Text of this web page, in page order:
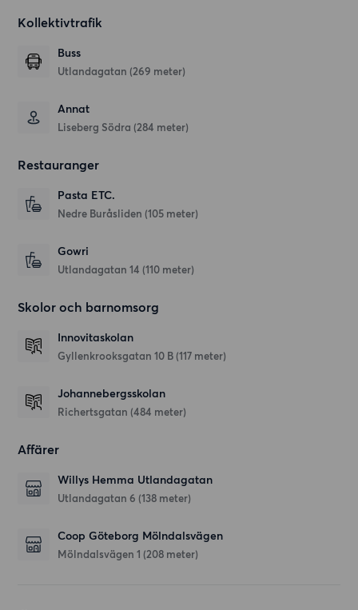
Kollektivtrafik
Buss
Utlandagatan (269 meter)
Annat
Liseberg Södra (284 meter)
Restauranger
Pasta ETC.
Nedre Buråsliden (105 meter)
Gowri
Utlandagatan 14 (110 meter)
Skolor och barnomsorg
Innovitaskolan
Gyllenkrooksgatan 10 B (117 meter)
Johannebergsskolan
Richertsgatan (484 meter)
Affärer
Willys Hemma Utlandagatan
Utlandagatan 6 (138 meter)
Coop Göteborg Mölndalsvägen
Mölndalsvägen 1 (208 meter)